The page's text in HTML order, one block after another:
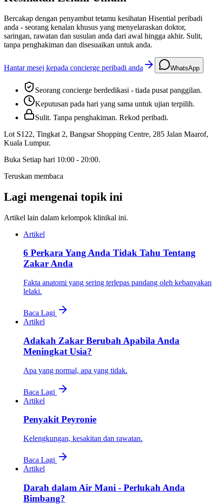
Bercakap dengan penyambut tetamu kesihatan Hisential peribadi
anda - seorang kenalan khusus yang menyelaraskan doktor,
saringan, rawatan dan susulan anda dari awal hingga akhir. Sulit,
tanpa penghakiman dan disesuaikan untuk anda.
Hantar mesej kepada concierge peribadi anda WhatsApp
Seorang concierge berdedikasi - tiada pusat panggilan.
Keputusan pada hari yang sama untuk ujian terpilih.
Sulit. Tanpa penghakiman. Rekod peribadi.
Lot S122, Tingkat 2, Bangsar Shopping Centre, 285 Jalan Maarof,
Kuala Lumpur.
Buka Setiap hari 10:00 - 20:00.
Teruskan membaca
Lagi mengenai topik ini
Artikel lain dalam kelompok klinikal ini.
Artikel
6 Perkara Yang Anda Tidak Tahu Tentang
Zakar Anda
Fakta anatomi yang sering terlepas pandang oleh kebanyakan
lelaki.
Baca Lagi
Artikel
Adakah Zakar Berubah Apabila Anda
Meningkat Usia?
Apa yang normal, apa yang tidak.
Baca Lagi
Artikel
Penyakit Peyronie
Kelengkungan, kesakitan dan rawatan.
Baca Lagi
Artikel
Darah dalam Air Mani - Perlukah Anda
Bimbang?